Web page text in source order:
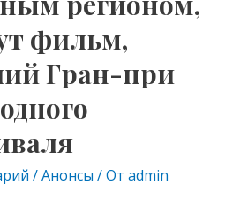
фильм,
Гран-при
/Анонсы / От admin